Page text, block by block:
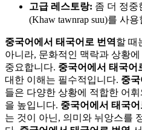
고급 레스토랑: 좀 더 정
(Khaw tawnrap suu)를 사
중국어에서 태국어로 번역할 때
아니라, 문화적인 맥락과 상황
중요합니다. 중국어에서 태국어
대한 이해는 필수적입니다. 중
들은 다양한 상황에 적합한 어
을 높입니다. 중국어에서 태국어
는 것이 아닌, 의미와 뉘앙스를